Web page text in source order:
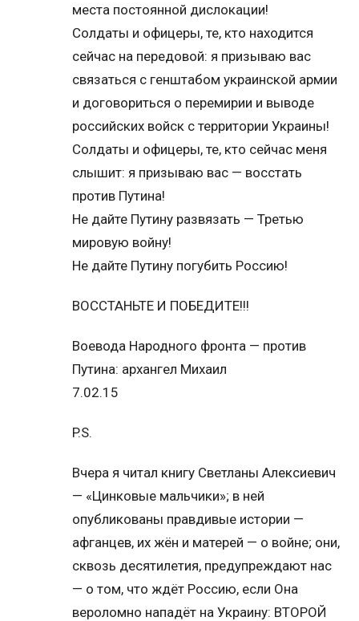
места постоянной дислокации!
Солдаты и офицеры, те, кто находится
сейчас на передовой: я призываю вас
связаться с генштабом украинской армии
и договориться о перемирии и выводе
российских войск с территории Украины!
Солдаты и офицеры, те, кто сейчас меня
слышит: я призываю вас — восстать
против Путина!
Не дайте Путину развязать — Третью
мировую войну!
Не дайте Путину погубить Россию!
ВОССТАНЬТЕ И ПОБЕДИТЕ!!!
Воевода Народного фронта — против
Путина: архангел Михаил
7.02.15
P.S.
Вчера я читал книгу Светланы Алексиевич
— «Цинковые мальчики»; в ней
опубликованы правдивые истории —
афганцев, их жён и матерей — о войне; они,
сквозь десятилетия, предупреждают нас
— о том, что ждёт Россию, если Она
вероломно нападёт на Украину: ВТОРОЙ